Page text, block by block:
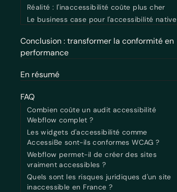
Réalité : l'inaccessibilité coûte plus cher
Le business case pour l'accessibilité native
Conclusion : transformer la conformité en
performance
En résumé
FAQ
Combien coûte un audit accessibilité
Webflow complet ?
Les widgets d'accessibilité comme
AccessiBe sont-ils conformes WCAG ?
Webflow permet-il de créer des sites
vraiment accessibles ?
Quels sont les risques juridiques d'un site
inaccessible en France ?